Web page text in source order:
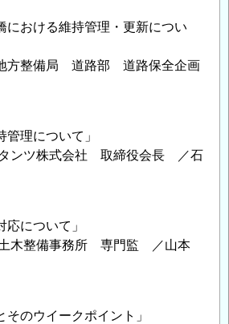
における維持管理・更新につい
方整備局 道路部 道路保全企画
管理について」
ンツ株式会社 取締役会長 ／石
応について」
土木整備事務所 専門監 ／山本
そのウイークポイント」